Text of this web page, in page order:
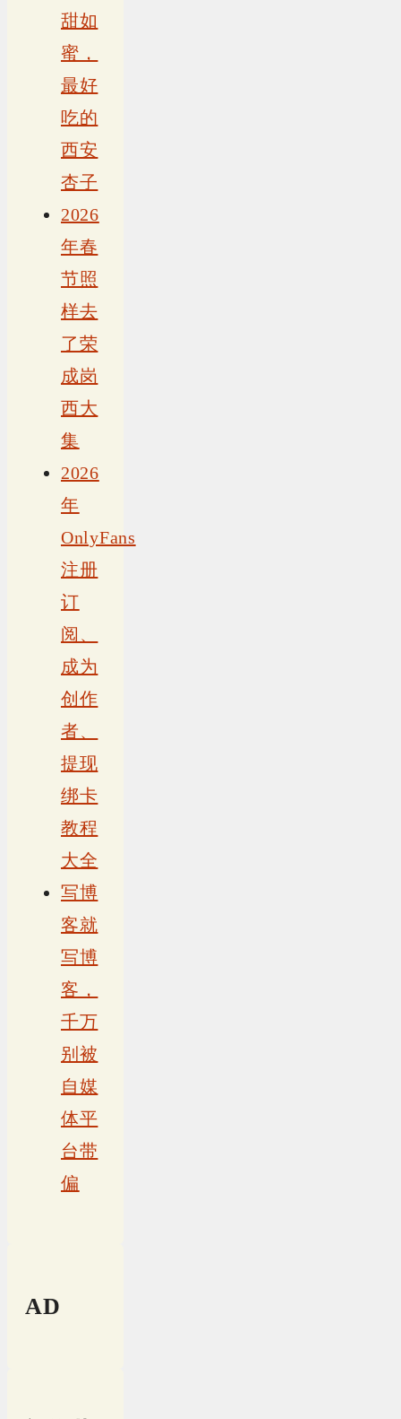
甜如
蜜，
最好
吃的
西安
杏子
2026
年春
节照
样去
了荣
成岗
西大
集
2026
年
OnlyFans
注册
订
阅、
成为
创作
者、
提现
绑卡
教程
大全
写博
客就
写博
客，
千万
别被
自媒
体平
台带
偏
AD